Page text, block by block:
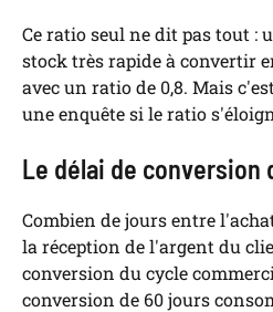
Ce ratio seul ne dit pas tout :
stock très rapide à convertir
avec un ratio de 0,8. Mais
une enquête si le ratio
Le délai de conversion
Combien de jours entre
la réception de l'argent du
conversion du cycle
conversion de 60 jours